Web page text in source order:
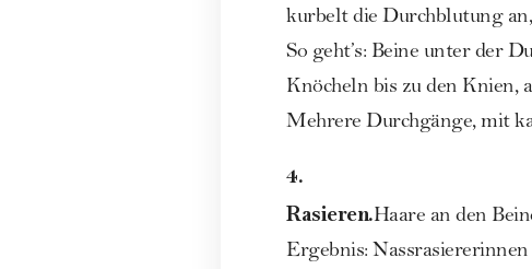
kurbelt die Durchblutung
So geht’s: Beine unter der
Knöcheln bis zu den Knien,
Mehrere Durchgänge, mit
4.
Rasieren.Haare an den
Ergebnis: